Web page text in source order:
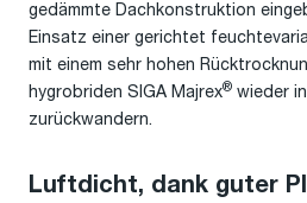
gedämmte Dachkonstruktion
Einsatz einer gerichtet
mit einem sehr hohen
hygrobriden SIGA Majrex® wieder
zurückwandern.
Luftdicht, dank guter